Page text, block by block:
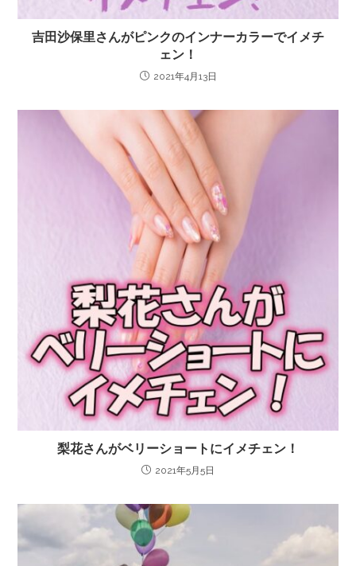
吉田沙保里さんがピンクのインナーカラーでイメチ
ェン！
2021年4月13日
梨花さんがベリーショートにイメチェン！
2021年5月5日